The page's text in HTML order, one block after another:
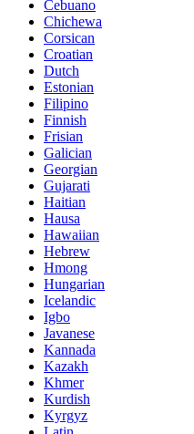
Cebuano
Chichewa
Corsican
Croatian
Dutch
Estonian
Filipino
Finnish
Frisian
Galician
Georgian
Gujarati
Haitian
Hausa
Hawaiian
Hebrew
Hmong
Hungarian
Icelandic
Igbo
Javanese
Kannada
Kazakh
Khmer
Kurdish
Kyrgyz